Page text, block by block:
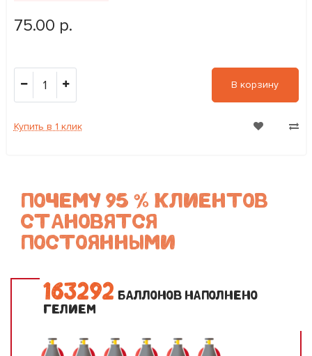
75.00 р.
1 В корзину
Купить в 1 клик
ПОЧЕМУ 95 % КЛИЕНТОВ
СТАНОВЯТСЯ
ПОСТОЯННЫМИ
163292 БАЛЛОНОВ НАПОЛНЕНО
ГЕЛИЕМ